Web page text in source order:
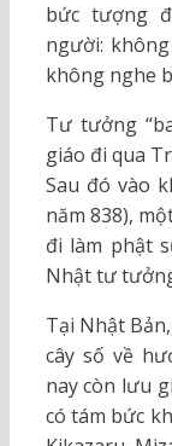
bức tượng
người:
không nghe
Tư tưởng
giáo đi qua
Sau đó vào
năm 838),
đi làm phật
Nhật tư
Tại Nhật
cây số về
nay còn lưu
có tám bức